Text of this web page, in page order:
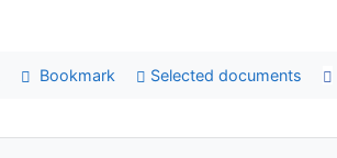
Bookmark Selected documents